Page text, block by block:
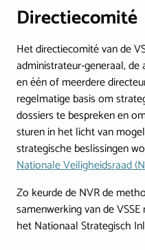
Directiecomité
Het directiecomité van de
administrateur-generaal,
en één of meerdere
regelmatige basis om
dossiers te bespreken en
sturen in het licht van
strategische beslissingen
Nationale Veiligheidsraad
Zo keurde de NVR de
samenwerking van de
het Nationaal Strategisch